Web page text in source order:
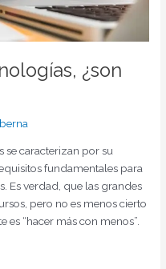
¿son
se caracterizan por su
fundamentales para
Es verdad, que las grandes
pero no es menos cierto
es “hacer más con menos”.